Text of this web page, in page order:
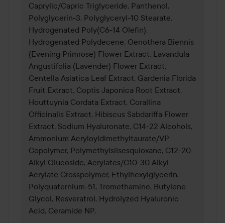
Caprylic/Capric Triglyceride, Panthenol,
Polyglycerin-3, Polyglyceryl-10 Stearate,
Hydrogenated Poly(C6-14 Olefin),
Hydrogenated Polydecene, Oenothera Biennis
(Evening Primrose) Flower Extract, Lavandula
Angustifolia (Lavender) Flower Extract,
Centella Asiatica Leaf Extract, Gardenia Florida
Fruit Extract, Coptis Japonica Root Extract,
Houttuynia Cordata Extract, Corallina
Officinalis Extract, Hibiscus Sabdariffa Flower
Extract, Sodium Hyaluronate, C14-22 Alcohols,
Ammonium Acryloyldimethyltaurate/VP
Copolymer, Polymethylsilsesquioxane, C12-20
Alkyl Glucoside, Acrylates/C10-30 Alkyl
Acrylate Crosspolymer, Ethylhexylglycerin,
Polyquaternium-51, Tromethamine, Butylene
Glycol, Resveratrol, Hydrolyzed Hyaluronic
Acid, Ceramide NP.